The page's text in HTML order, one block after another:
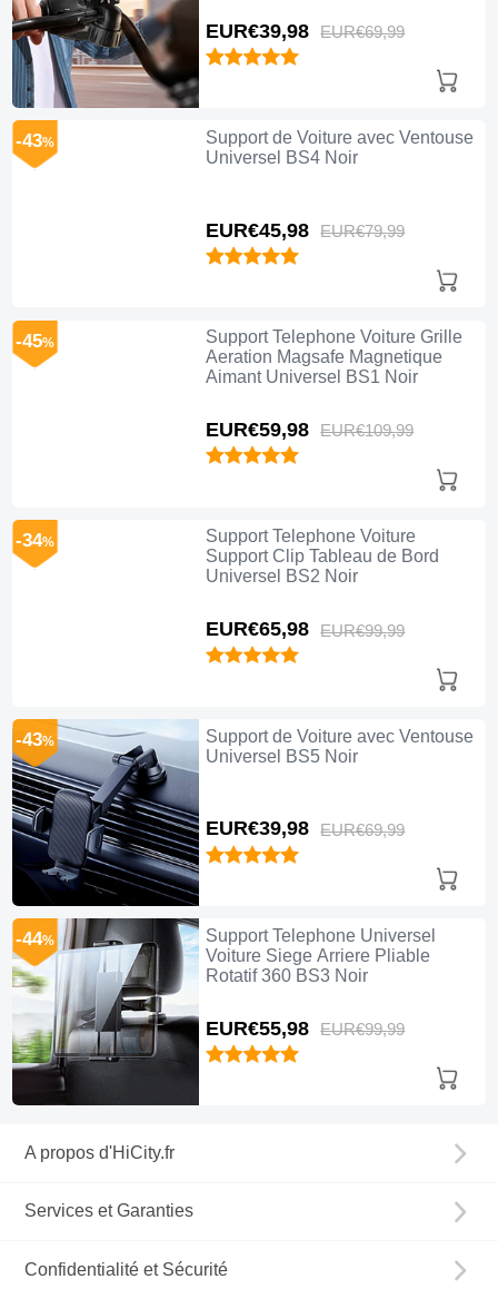
EUR€39,98 EUR€69,99
Support de Voiture avec Ventouse
Universel BS4 Noir
EUR€45,98 EUR€79,99
-43%
Support Telephone Voiture Grille
Aeration Magsafe Magnetique
Aimant Universel BS1 Noir
EUR€59,98 EUR€109,99
-45%
Support Telephone Voiture
Support Clip Tableau de Bord
Universel BS2 Noir
EUR€65,98 EUR€99,99
-34%
Support de Voiture avec Ventouse
Universel BS5 Noir
EUR€39,98 EUR€69,99
-43%
Support Telephone Universel
Voiture Siege Arriere Pliable
Rotatif 360 BS3 Noir
EUR€55,98 EUR€99,99
-44%
A propos d'HiCity.fr
Services et Garanties
Confidentialité et Sécurité